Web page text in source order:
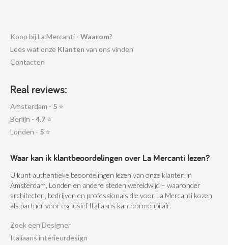
Koop bij La Mercanti - Waarom?
Lees wat onze Klanten van ons vinden
Contacten
Real reviews:
Amsterdam - 5 ⭐
Berlijn - 4.7 ⭐
Londen - 5 ⭐
Waar kan ik klantbeoordelingen over La Mercanti lezen?
U kunt authentieke beoordelingen lezen van onze klanten in
Amsterdam, Londen en andere steden wereldwijd – waaronder
architecten, bedrijven en professionals die voor La Mercanti kozen
als partner voor exclusief Italiaans kantoormeubilair.
Zoek een Designer
Italiaans interieurdesign